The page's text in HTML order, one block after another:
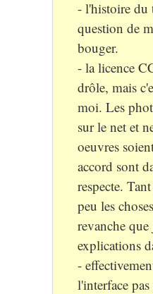
- l'histoire du
question de
bouger.
- la licence
drôle, mais
moi. Les
sur le net et
oeuvres
accord sont
respecte.
peu les
revanche
explications
-
l'interface